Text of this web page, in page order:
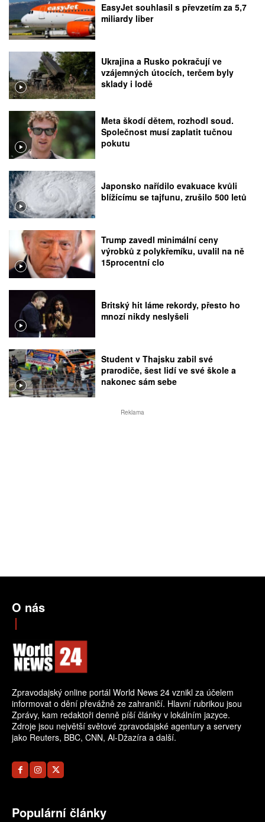
EasyJet souhlasil s převzetím za 5,7
miliardy liber
Ukrajina a Rusko pokračují ve
vzájemných útocích, terčem byly
sklady i lodě
Meta škodí dětem, rozhodl soud.
Společnost musí zaplatit tučnou
pokutu
Japonsko nařídilo evakuace kvůli
blížícímu se tajfunu, zrušilo 500 letů
Trump zavedl minimální ceny
výrobků z polykřemíku, uvalil na ně
15procentní clo
Britský hit láme rekordy, přesto ho
mnozí nikdy neslyšeli
Student v Thajsku zabil své
prarodiče, šest lidí ve své škole a
nakonec sám sebe
Reklama
O nás
Zpravodajský online portál World News 24 vznikl za účelem
informovat o dění převážně ze zahraničí. Hlavní rubrikou jsou
Zprávy, kam redaktoři denně píší články v lokálním jazyce.
Zdroje jsou největší světové zpravodajské agentury a servery
jako Reuters, BBC, CNN, Al-Džazíra a další.
Populární články